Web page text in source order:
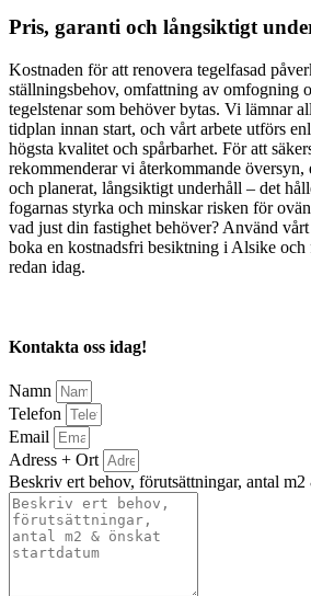
Pris, garanti och långsiktigt
Kostnaden för att renovera tegelfasad
ställningsbehov, omfattning av omfogning
tegelstenar som behöver bytas. Vi lämnar
tidplan innan start, och vårt arbete utförs
högsta kvalitet och spårbarhet. För att
rekommenderar vi återkommande översyn,
och planerat, långsiktigt underhåll – det
fogarnas styrka och minskar risken för
vad just din fastighet behöver? Använd
boka en kostnadsfri besiktning i Alsike och
redan idag.
Kontakta oss idag!
Namn
Telefon
Email
Adress + Ort
Beskriv ert behov, förutsättningar, antal